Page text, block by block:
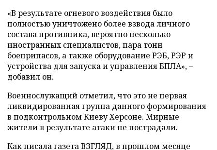
«В результате огневого воздействия было
полностью уничтожено более взвода личного
состава противника, вероятно несколько
иностранных специалистов, пара тонн
боеприпасов, а также оборудование РЭБ, РЭР и
устройства для запуска и управления БПЛА», –
добавил он.
Военнослужащий отметил, что это не первая
ликвидированная группа данного формирования
в подконтрольном Киеву Херсоне. Мирные
жители в результате атаки не пострадали.
Как писала газета ВЗГЛЯД, в прошлом месяце